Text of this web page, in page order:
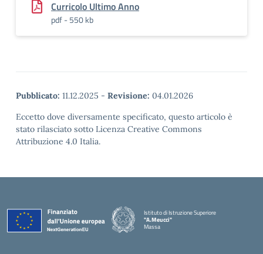
Curricolo Ultimo Anno
pdf - 550 kb
Pubblicato: 11.12.2025 - Revisione: 04.01.2026
Eccetto dove diversamente specificato, questo articolo è
stato rilasciato sotto Licenza Creative Commons
Attribuzione 4.0 Italia.
Istituto di Istruzione Superiore
"A.Meucci"
Massa